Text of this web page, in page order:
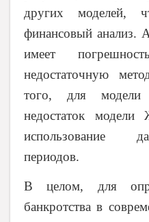
других моделей,
финансовый анализ.
имеет
недостаточную
того, для модели
недостаток
использование
периодов.
В целом, для
банкротства в